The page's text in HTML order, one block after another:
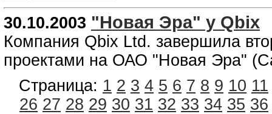
30.10.2003 "Новая Эра" у Qbix
Компания Qbix Ltd. завершила
проектами на ОАО "Новая Эра"
Страница: 1 2 3 4 5 6 7 8 9 10 11
26 27 28 29 30 31 32 33 34 35 36